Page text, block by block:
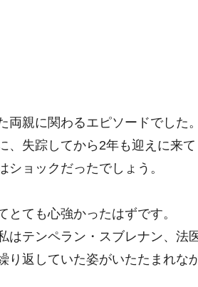
親に関わるエピソードでした。
、失踪してから2年も迎えに来
ョックだったでしょう。
ても心強かったはずです。
テンペラン・スブレナン、法
返していた姿がいたたまれな